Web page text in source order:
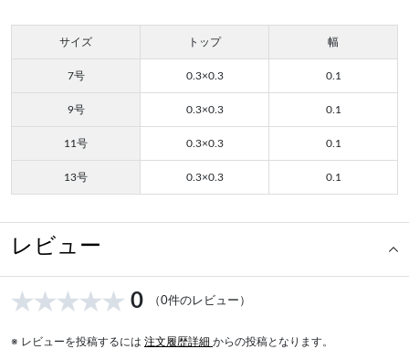
サイズ トップ 幅
7号 0.3×0.3 0.1
9号 0.3×0.3 0.1
11号 0.3×0.3 0.1
13号 0.3×0.3 0.1
レビュー
0 （0件のレビュー）
※ レビューを投稿するには 注文履歴詳細 からの投稿となります。